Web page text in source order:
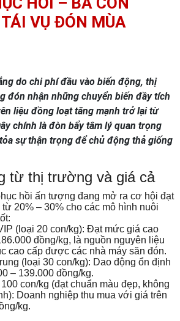
VỤ ĐÓN MÙA
do chi phí đầu vào biến động, thị
đón nhận những chuyển biến đầy tích
liệu đồng loạt tăng mạnh trở lại từ
chính là đòn bẩy tâm lý quan trọng
sự thận trọng để chủ động thả giống
từ thị trường và giá cả
hồi ấn tượng đang mở ra cơ hội đạt
20% – 30% cho các mô hình nuôi
(loại 20 con/kg): Đạt mức giá cao
đồng/kg, là nguồn nguyên liệu
cao cấp được các nhà máy săn đón.
(loại 30 con/kg): Dao động ổn định
– 139.000 đồng/kg.
con/kg (đạt chuẩn màu đẹp, không
Doanh nghiệp thu mua với giá trên
kg.